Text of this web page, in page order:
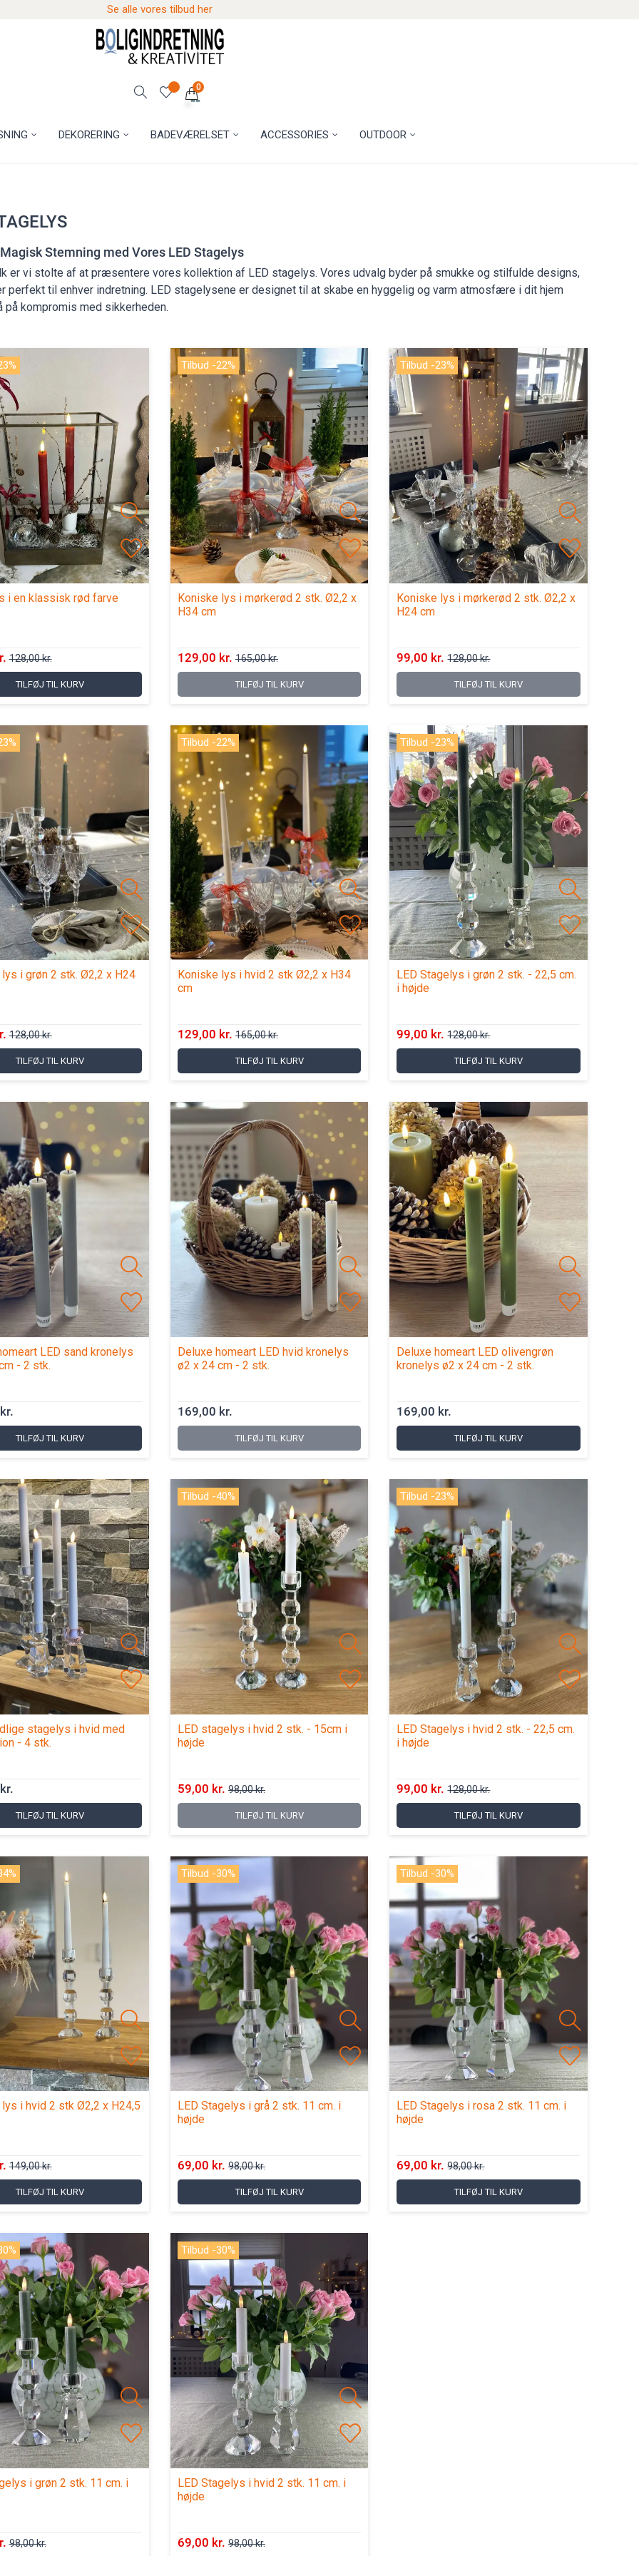
Se alle vores tilbud her
0
DEKORERING BADEVÆRELSET ACCESSORIES OUTDOOR
Stemning med Vores LED Stagelys
er vi stolte af at præsentere vores kollektion af LED stagelys. Vores udvalg byder på smukke og stilfulde designs,
perfekt til enhver indretning. LED stagelysene er designet til at skabe en hyggelig og varm atmosfære i dit hjem
på kompromis med sikkerheden.
i en klassisk rød farve
128,00 kr.
TILFØJ TIL KURV
Tilbud -22%
Koniske lys i mørkerød 2 stk. Ø2,2 x
H34 cm
129,00 kr. 165,00 kr.
TILFØJ TIL KURV
Tilbud -23%
Koniske lys i mørkerød 2 stk. Ø2,2 x
H24 cm
99,00 kr. 128,00 kr.
TILFØJ TIL KURV
i grøn 2 stk. Ø2,2 x H24
128,00 kr.
TILFØJ TIL KURV
Tilbud -22%
Koniske lys i hvid 2 stk Ø2,2 x H34
cm
129,00 kr. 165,00 kr.
TILFØJ TIL KURV
Tilbud -23%
LED Stagelys i grøn 2 stk. - 22,5 cm.
i højde
99,00 kr. 128,00 kr.
TILFØJ TIL KURV
LED sand kronelys
- 2 stk.
TILFØJ TIL KURV
Deluxe homeart LED hvid kronelys
ø2 x 24 cm - 2 stk.
169,00 kr.
TILFØJ TIL KURV
Deluxe homeart LED olivengrøn
kronelys ø2 x 24 cm - 2 stk.
169,00 kr.
TILFØJ TIL KURV
stagelys i hvid med
- 4 stk.
TILFØJ TIL KURV
Tilbud -40%
LED stagelys i hvid 2 stk. - 15cm i
højde
59,00 kr. 98,00 kr.
TILFØJ TIL KURV
Tilbud -23%
LED Stagelys i hvid 2 stk. - 22,5 cm.
i højde
99,00 kr. 128,00 kr.
TILFØJ TIL KURV
i hvid 2 stk Ø2,2 x H24,5
149,00 kr.
TILFØJ TIL KURV
Tilbud -30%
LED Stagelys i grå 2 stk. 11 cm. i
højde
69,00 kr. 98,00 kr.
TILFØJ TIL KURV
Tilbud -30%
LED Stagelys i rosa 2 stk. 11 cm. i
højde
69,00 kr. 98,00 kr.
TILFØJ TIL KURV
i grøn 2 stk. 11 cm. i
98,00 kr.
Tilbud -30%
LED Stagelys i hvid 2 stk. 11 cm. i
højde
69,00 kr. 98,00 kr.